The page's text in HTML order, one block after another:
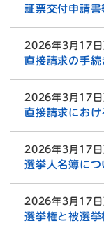
証票交付申請書
2026年3月17日
直接請求の手続
2026年3月17日
直接請求にお
2026年3月17日
選挙人名簿につ
2026年3月17日
選挙権と被選挙